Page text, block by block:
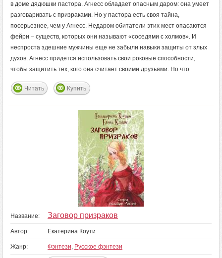
в доме дядюшки пастора. Агнесс обладает опасным даром: она умеет
разговаривать с призраками. Но у пастора есть своя тайна,
посерьезнее, чем у Агнесс. Недаром обитатели этих мест опасаются
фейри – существ, которых они называют «соседями с холмов». И
неспроста здешние мужчины еще не забыли навыки защиты от злых
духов. Агнесс придется использовать свои роковые способности,
чтобы защитить тех, кого она считает своими друзьями. Но что
Читать Купить
Название: Заговор призраков
Автор: Екатерина Коути
Жанр: Фэнтези, Русское фэнтези